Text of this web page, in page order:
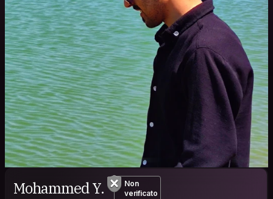
Mohammed Y.
Non
verificato